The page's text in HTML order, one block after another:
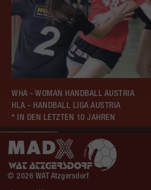
WHA - WOMAN HANDBALL AUSTRIA
HLA - HANDBALL LIGA AUSTRIA
* IN DEN LETZTEN 10 JAHREN
© 2026 WAT Atzgersdorf